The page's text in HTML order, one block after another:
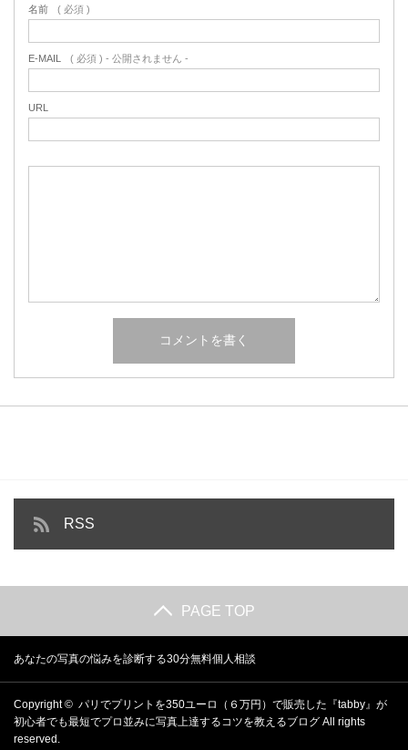
名前 ( 必須 )
E-MAIL ( 必須 ) - 公開されません -
URL
RSS
PAGE TOP
あなたの写真の悩みを診断する30分無料個人相談
Copyright © パリでプリントを350ユーロ（６万円）で販売した『tabby』が
初心者でも最短でプロ並みに写真上達するコツを教えるブログ All rights
reserved.